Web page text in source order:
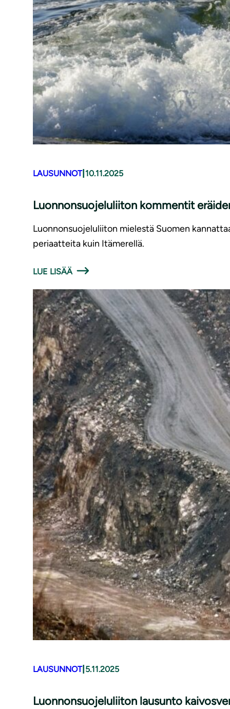
LAUSUNNOT| 10.11.2025
Luonnonsuojeluliiton kommentit
Luonnonsuojeluliiton mielestä Suomen
periaatteita kuin Itämerellä.
LUE LISÄÄ
LAUSUNNOT| 5.11.2025
Luonnonsuojeluliiton lausunto